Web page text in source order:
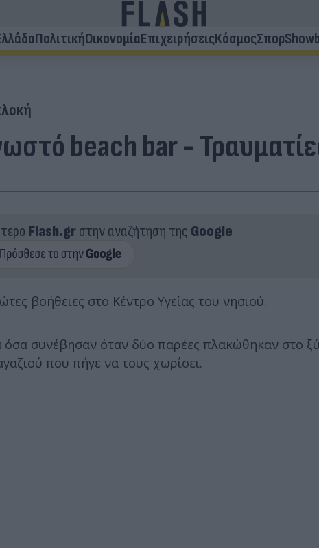
ΠολιτικήΟικονομίαΕπιχειρήσειςΚόσμοςΣπορ
beach bar -
Flash.grστην αναζήτηση της Google
βοήθειες στο Κέντρο Υγείας του νησιού.
συνέβησαν όταν δύο παρέες πλακώθηκαν στο
που πήγε να τους χωρίσει.